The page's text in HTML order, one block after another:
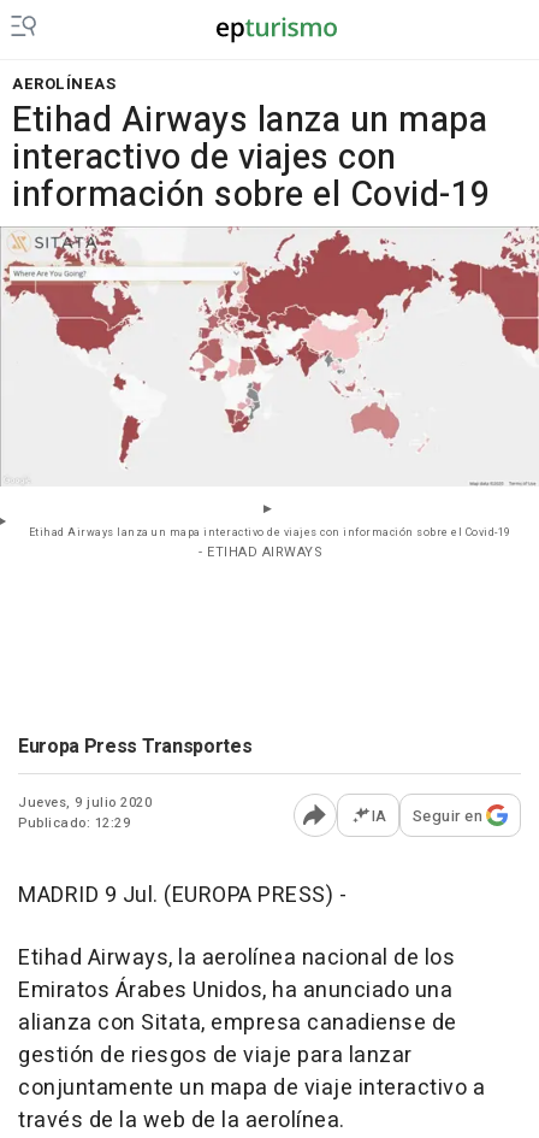
AEROLÍNEAS
Etihad Airways lanza un mapa
interactivo de viajes con
información sobre el Covid-19
Etihad Airways lanza un mapa interactivo de viajes con información sobre el Covid-19
- ETIHAD AIRWAYS
Europa Press Transportes
Jueves, 9 julio 2020
Publicado: 12:29
Abrir opciones para
IA Seguir en
MADRID 9 Jul. (EUROPA PRESS) -
Etihad Airways, la aerolínea nacional de los
Emiratos Árabes Unidos, ha anunciado una
alianza con Sitata, empresa canadiense de
gestión de riesgos de viaje para lanzar
conjuntamente un mapa de viaje interactivo a
través de la web de la aerolínea.